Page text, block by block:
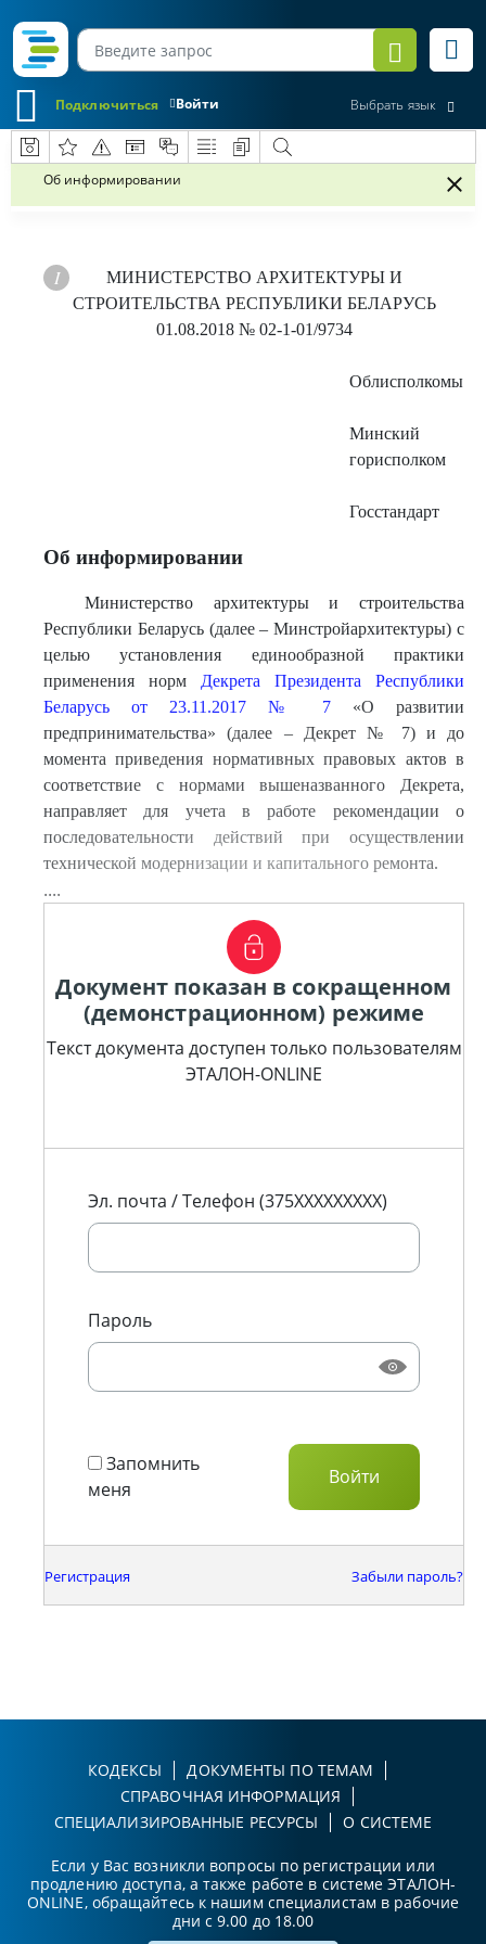
Войти
Подключиться Выбрать язык
Об информировании
МИНИСТЕРСТВО АРХИТЕКТУРЫ И
СТРОИТЕЛЬСТВА РЕСПУБЛИКИ БЕЛАРУСЬ
01.08.2018 № 02-1-01/9734
Облисполкомы
Минский
горисполком
Госстандарт
Об информировании
Министерство архитектуры и строительства
Республики Беларусь (далее – Минстройархитектуры) с
целью установления единообразной практики
применения норм Декрета Президента Республики
Беларусь от 23.11.2017 № 7 «О развитии
предпринимательства» (далее – Декрет № 7) и до
момента приведения нормативных правовых актов в
соответствие с нормами вышеназванного Декрета,
направляет для учета в работе рекомендации о
последовательности действий при осуществлении
технической модернизации и капитального ремонта.
....
Документ показан в сокращенном
(демонстрационном) режиме
Текст документа доступен только пользователям
ЭТАЛОН-ONLINE
Эл. почта / Телефон (375XXXXXXXXX)
Пароль
Запомнить
меня
Регистрация Забыли пароль?
КОДЕКСЫ
ДОКУМЕНТЫ ПО ТЕМАМ
СПРАВОЧНАЯ ИНФОРМАЦИЯ
СПЕЦИАЛИЗИРОВАННЫЕ РЕСУРСЫ
О СИСТЕМЕ
Если у Вас возникли вопросы по регистрации или
продлению доступа, а также работе в системе ЭТАЛОН-
ONLINE, обращайтесь к нашим специалистам в рабочие
дни с 9.00 до 18.00